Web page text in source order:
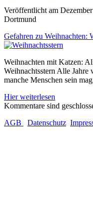
Veröffentlicht am
Dortmund
Gefahren zu Weihnachten:
Weihnachten mit Katzen:
Weihnachtsstern Alle
manche Menschen sein
Hier weiterlesen
zu
Kommentare sind
AGB
Datenschutz